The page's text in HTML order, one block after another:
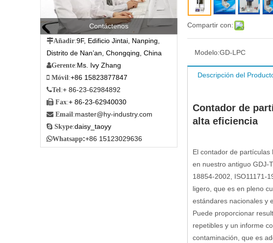
Contáctenos
Añadir:9F, Edificio Jintai, Nanping,
Distrito de Nan’an, Chongqing, China
Gerente:Ms. Ivy Zhang
 Móvil :+86 15823877847
Tel :+ 86-23-62984892
 Fax:+ 86-23-62940030
 Email :master@hy-industry.com
 Skype:daisy_taoyy
Whatsapp:+86 15123029636
Compartir con:
Modelo:GD-LPC
Descripción del
Contador de
alta eficiencia
El contador de
en nuestro antiguo GDJ-
18854-2002, ISO11171-
ligero, que es en pleno
estándares nacionales y
Puede proporcionar
repetibles y un informe
contaminación, que es